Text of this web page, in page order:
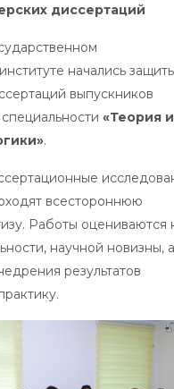
диссертаций
начались
выпускников
«Теория и
.
всестороннюю
Работы оцениваются
научной новизны, а
результатов